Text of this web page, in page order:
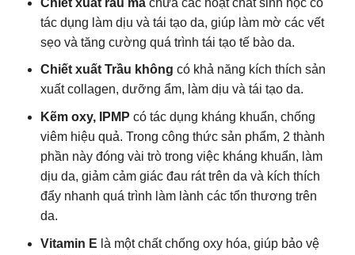
tác dụng làm dịu và tái tạo da, giúp làm mờ các vết
sẹo và tăng cường quá trình tái tạo tế bào da.
Chiết xuất Trầu không có khả năng kích thích sản
xuất collagen, dưỡng ẩm, làm dịu và tái tạo da.
Kẽm oxy, IPMP có tác dụng kháng khuẩn, chống
viêm hiệu quả. Trong công thức sản phẩm, 2 thành
phần này đóng vài trò trong việc kháng khuẩn, làm
dịu da, giảm cảm giác đau rát trên da và kích thích
đẩy nhanh quá trình làm lành các tổn thương trên
da.
Vitamin E là một chất chống oxy hóa, giúp bảo vệ